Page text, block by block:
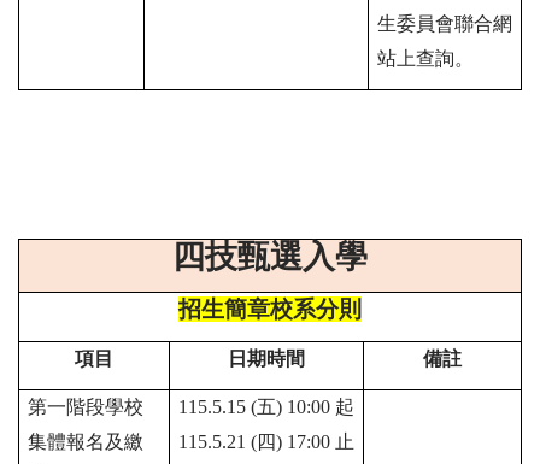
生委員會聯合網
站上查詢。
四技甄選入學
招生簡章校系分則
項目 日期時間 備註
第一階段學校
集體報名及繳
115.5.15 (五) 10:00 起
115.5.21 (四) 17:00 止